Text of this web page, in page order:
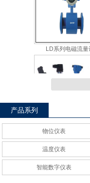
LD系列电磁流量
BPW温度变送
压力变送器
产品系列
物位仪表
温度仪表
智能数字仪表